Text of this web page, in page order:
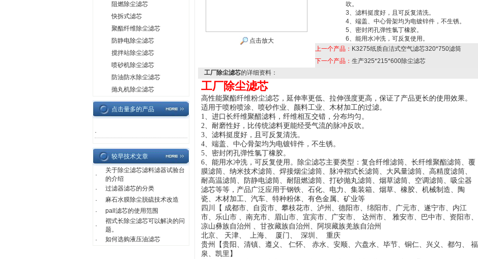
阻燃除尘滤芯
快拆式滤芯
聚酯纤维除尘滤芯
防静电除尘滤芯
搅拌站除尘滤芯
喷砂机除尘滤芯
防油防水除尘滤芯
抛丸机除尘滤芯
点击量多的产品
·
较早技术文章
·
关于除尘滤芯滤料滤器试验台
的介绍
·
过滤器滤芯的分类
·
麻石水膜除尘脱硫技术改造
·
pall滤芯的使用范围
·
褶式长除尘滤芯可以解决的问
题。
·
如何选购液压油滤芯
点击放大
吹。
3、滤料挺度好，且可反复清洗。
4、端盖、中心骨架均为电镀锌件，不生锈。
5、密封闭孔弹性氯丁橡胶。
6、能用水冲洗，可反复使用。
上一个产品： K3275纸质自洁式空气滤芯320*750滤筒
下一个产品： 生产325*215*600除尘滤芯
工厂除尘滤芯的详细资料：
工厂除尘滤芯
高性能聚酯纤维粉尘滤芯 ，延伸率更低、拉伸强度更高，保证了产品更长的使用效果。
适用于喷粉喷涂、喷砂作业、颜料工业、木材加工的过滤。
1、进口长纤维聚醋滤料，纤维相互交错，分布均匀。
2、耐磨性好，比传统滤料更能经受气流的脉冲反吹。
3、滤料挺度好，且可反复清洗。
4、端盖、中心骨架均为电镀锌件，不生锈。
5、密封闭孔弹性氯丁橡胶。
6、 能用水冲洗，可反复使用。除尘滤芯主要类型：复合纤维滤筒、长纤维聚酯滤筒、覆
膜滤筒、纳米技术滤筒、焊接烟尘滤筒、脉冲褶式长滤筒、大风量滤筒、高精度滤筒、
耐高温滤筒、防静电滤筒、耐阻燃滤筒、打砂抛丸滤筒、烟草滤筒、空调滤筒、吸尘器
滤芯等等，产品广泛应用于钢铁、石化、电力、集装箱、烟草、橡胶、机械制造、陶
瓷、木材加工、汽车、特种粉体、有色金属、矿业等
四川【 成都市、自贡市、 攀枝花市、泸州、德阳市、绵阳市、广元市、遂宁市、内江
市、乐山市 、南充市、眉山市、宜宾市、广安市、 达州市、 雅安市、 巴中市、 资阳市、
凉山彝族自治州 、 甘孜藏族自治州 、
阿坝藏族羌族自治州
北京、 天津、 上海、 厦门、 深圳、 重庆
贵州【贵阳、清镇、遵义、 仁怀、 赤水、安顺、六盘水、毕节、铜仁、兴义、都匀、 福
泉、凯里】